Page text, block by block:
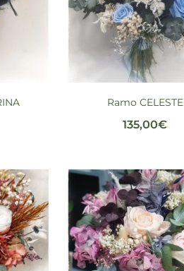
Ramo CELESTE
135,00€